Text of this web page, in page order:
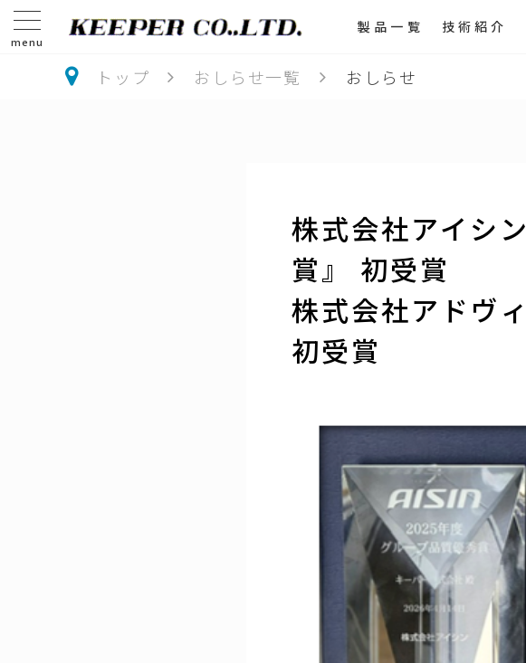
menu
製品一覧 技術紹介
トップ おしらせ一覧 おしらせ
株式会社アイシ
賞』 初受賞
株式会社アドヴ
初受賞